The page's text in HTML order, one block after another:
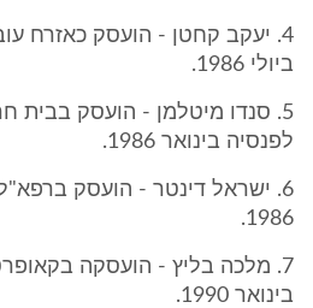
4. יעקב קחטן - הועסק כאזרח
ביולי 1986.
5. סנדו מיטלמן - הועסק בבית
לפנסיה בינואר 1986.
6. ישראל דינטר - הועסק
1986.
7. מלכה בליץ - הועסקה
בינואר 1990.